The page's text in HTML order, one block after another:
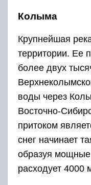
Колыма
Крупнейшая
территории. Ее
более двух
воды через
Восточно-
притоком
снег начинает
образуя
расходует 4000